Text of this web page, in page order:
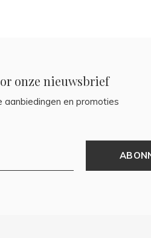
onze nieuwsbrief
aanbiedingen en promoties